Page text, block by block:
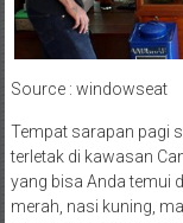
Source : windowseat
Tempat sarapan pagi
terletak di kawasan
yang bisa Anda temui
merah, nasi kuning,